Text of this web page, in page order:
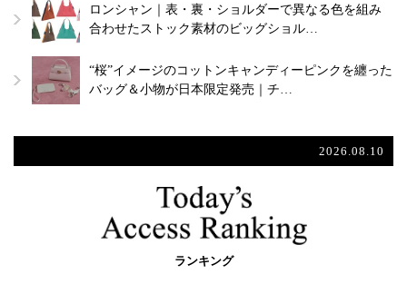
ロンシャン｜表・裏・ショルダーで異なる色を組み
合わせたストック素材のビッグショル…
“桜”イメージのコットンキャンディーピンクを纏った
バッグ＆小物が日本限定発売｜チ…
2026.08.10
ランキング